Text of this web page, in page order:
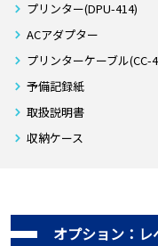
プリンター(DPU-414)
ACアダプター
プリンターケーブル(CC-
予備記録紙
取扱説明書
収納ケース
オプション：レ